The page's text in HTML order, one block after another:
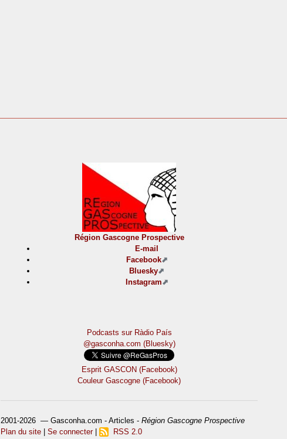
Région Gascogne Prospective
E-mail
Facebook
Bluesky
Instagram
Podcasts sur Ràdio País
@gasconha.com (Bluesky)
Esprit GASCON (Facebook)
Couleur Gascogne (Facebook)
2001-2026 — Gasconha.com - Articles - Région Gascogne Prospective
Plan du site
Se connecter| RSS 2.0